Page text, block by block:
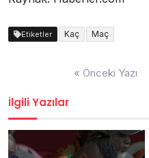
Etiketler Kaç Maç
« Önceki Yazı
İlgili Yazılar